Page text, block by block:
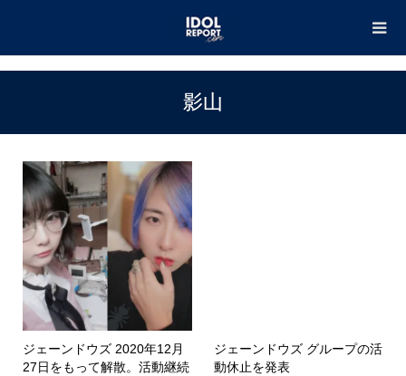
影山
ジェーンドウズ 2020年12月
27日をもって解散。活動継続
ジェーンドウズ グループの活
動休止を発表